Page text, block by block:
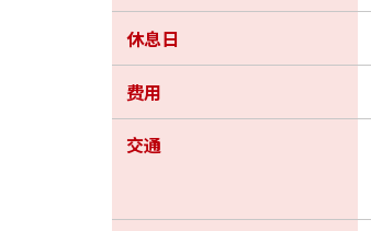
休息日
费用
交通